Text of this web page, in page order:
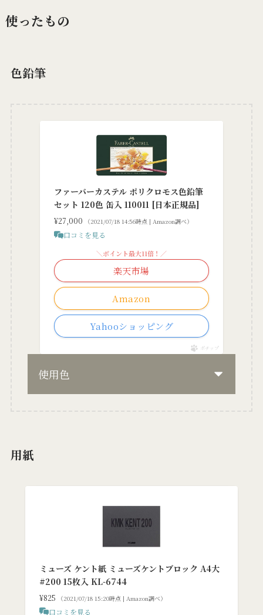
使ったもの
色鉛筆
ファーバーカステル ポリクロモス色鉛筆
セット 120色 缶入 110011 [日本正規品]
¥27,000 （2021/07/18 14:56時点 | Amazon調べ）
口コミを見る
Amazon
＼ポイント最大11倍！／
楽天市場
Yahooショッピング
ポチップ
使用色
用紙
ミューズ ケント紙 ミューズケントブロック A4大
#200 15枚入 KL-6744
¥825 （2021/07/18 15:20時点 | Amazon調べ）
口コミを見る